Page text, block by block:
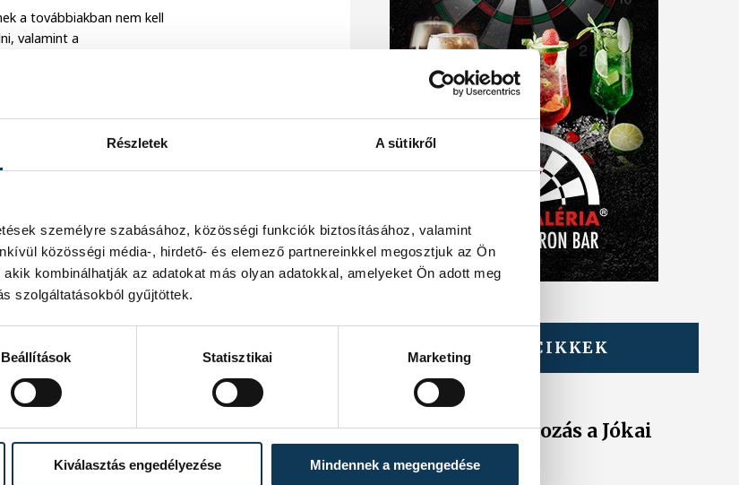
Részletek A sütikről
személyre szabásához, közösségi funkciók biztosításához, valamint
közösségi média-, hirdető- és elemező partnereinkkel megosztjuk az Ön
kombinálhatják az adatokat más olyan adatokkal, amelyeket Ön adott meg
szolgáltatásokból gyűjtöttek.
Beállítások Statisztikai Marketing
Kiválasztás engedélyezése Mindennek a megengedése
a továbbiakban nem kell
valamint a
irányába,
TOVÁBBI CIKKEK
KÖZÉRDEKŰ
Ideiglenes
forgalomkorlátozás a Jókai